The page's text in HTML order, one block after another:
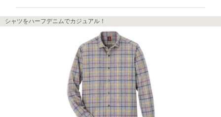
シャツをハーフデニムでカジュアル！